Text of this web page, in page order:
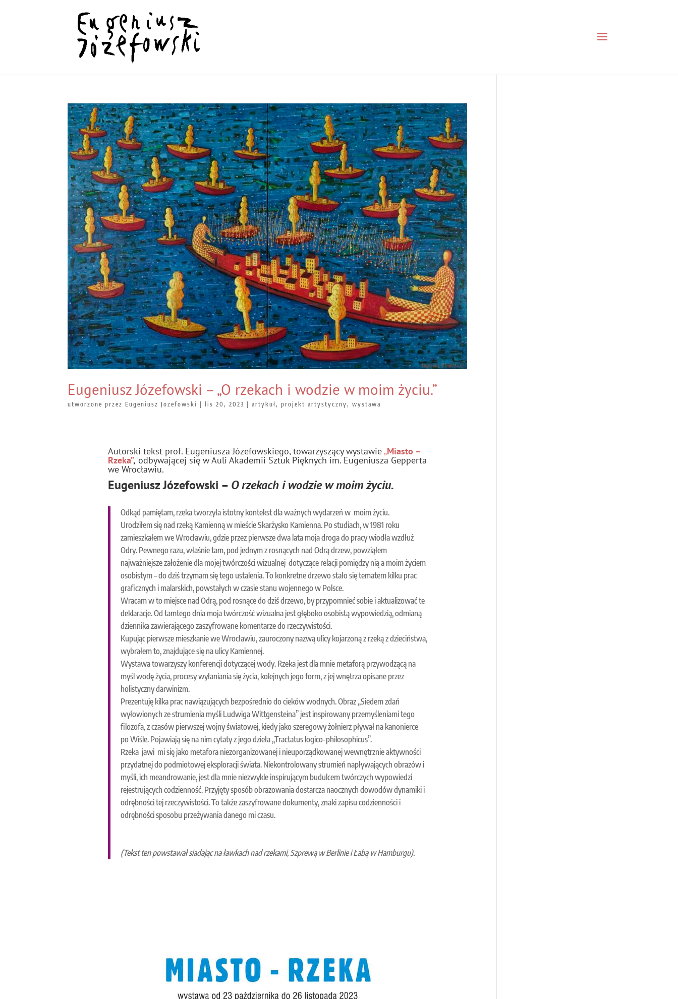
Eugeniusz Józefowski – „O rzekach i wodzie w moim życiu.”
utworzone przezEugeniusz Jozefowski lis 20, 2023 |artykuł,projekt artystyczny,wystawa
Autorski tekst prof. Eugeniusza Józefowskiego, towarzyszący wystawie „Miasto –
Rzeka”, odbywającej się w Auli Akademii Sztuk Pięknych im. Eugeniusza Gepperta
we Wrocławiu.
Eugeniusz Józefowski – O rzekach i wodzie w moim życiu.
Odkąd pamiętam, rzeka tworzyła istotny kontekst dla ważnych wydarzeń w moim życiu.
Urodziłem się nad rzeką Kamienną w mieście Skarżysko Kamienna. Po studiach, w 1981 roku
zamieszkałem we Wrocławiu, gdzie przez pierwsze dwa lata moja droga do pracy wiodła wzdłuż
Odry. Pewnego razu, właśnie tam, pod jednym z rosnących nad Odrą drzew, powziąłem
najważniejsze założenie dla mojej twórczości wizualnej dotyczące relacji pomiędzy nią a moim życiem
osobistym – do dziś trzymam się tego ustalenia. To konkretne drzewo stało się tematem kilku prac
graficznych i malarskich, powstałych w czasie stanu wojennego w Polsce.
Wracam w to miejsce nad Odrą, pod rosnące do dziś drzewo, by przypomnieć sobie i aktualizować te
deklaracje. Od tamtego dnia moja twórczość wizualna jest głęboko osobistą wypowiedzią, odmianą
dziennika zawierającego zaszyfrowane komentarze do rzeczywistości.
Kupując pierwsze mieszkanie we Wrocławiu, zauroczony nazwą ulicy kojarzoną z rzeką z dzieciństwa,
wybrałem to, znajdujące się na ulicy Kamiennej.
Wystawa towarzyszy konferencji dotyczącej wody. Rzeka jest dla mnie metaforą przywodzącą na
myśl wodę życia, procesy wyłaniania się życia, kolejnych jego form, z jej wnętrza opisane przez
holistyczny darwinizm.
Prezentuję kilka prac nawiązujących bezpośrednio do cieków wodnych. Obraz „Siedem zdań
wyłowionych ze strumienia myśli Ludwiga Wittgensteina” jest inspirowany przemyśleniami tego
filozofa, z czasów pierwszej wojny światowej, kiedy jako szeregowy żołnierz pływał na kanonierce
po Wiśle. Pojawiają się na nim cytaty z jego dzieła „Tractatus logico-philosophicus”.
Rzeka jawi mi się jako metafora niezorganizowanej i nieuporządkowanej wewnętrznie aktywności
przydatnej do podmiotowej eksploracji świata. Niekontrolowany strumień napływających obrazów i
myśli, ich meandrowanie, jest dla mnie niezwykle inspirującym budulcem twórczych wypowiedzi
rejestrujących codzienność. Przyjęty sposób obrazowania dostarcza naocznych dowodów dynamiki i
odrębności tej rzeczywistości. To także zaszyfrowane dokumenty, znaki zapisu codzienności i
odrębności sposobu przeżywania danego mi czasu.
(Tekst ten powstawał siadając na ławkach nad rzekami, Szprewą w Berlinie i Łabą w Hamburgu).